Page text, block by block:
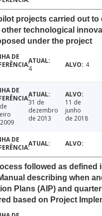
projects carried out to
other technological
under the project
4 4
31 de
dezembro
de 2013
11 de
junho
de 2018
followed as defined
describing when
Plans (AIP) and
based on Project